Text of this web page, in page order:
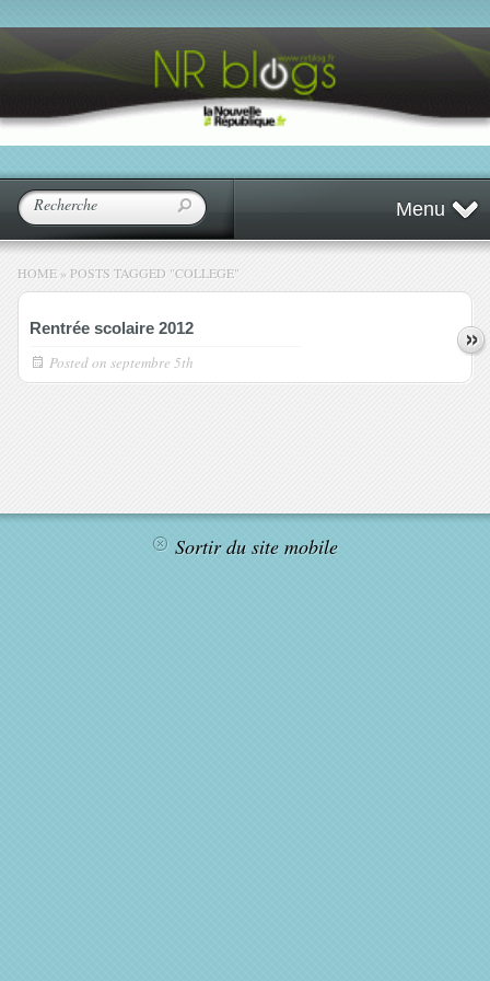
Menu
HOME » POSTS TAGGED "COLLEGE"
Rentrée scolaire 2012
Posted on septembre 5th
Sortir du site mobile